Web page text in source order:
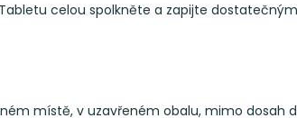
celou spolkněte a zapijte
místě, v uzavřeném obalu, mimo